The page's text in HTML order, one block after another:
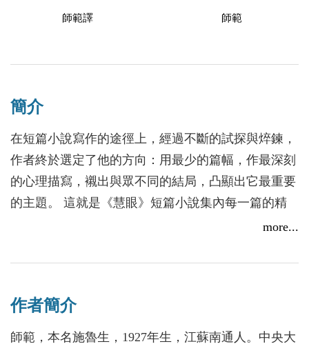
師範譯 師範
簡介
在短篇小說寫作的途徑上，經過不斷的試探與焠鍊，
作者終於選定了他的方向：用最少的篇幅，作最深刻
的心理描寫，襯出與眾不同的結局，凸顯出它最重要
的主題。 這就是《慧眼》短篇小說集內每一篇的精
神所在。它們的先天都好，發育正常。這是作者對他
沒有用的。認真絕不會白費。 本短篇小說集共收有
堤岸〉〈歸心〉〈金殿．丹墀．與階下的人〉〈尋
求〉〈寒夜〉〈慧眼〉等十一個短篇，並附有短篇小
more...
作者簡介
師範，本名施魯生，1927年生，江蘇南通人。中央大